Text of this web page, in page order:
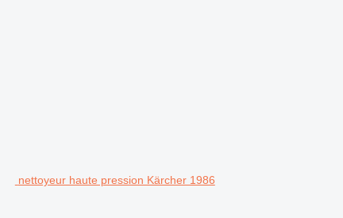
nettoyeur haute pression Kärcher 1986